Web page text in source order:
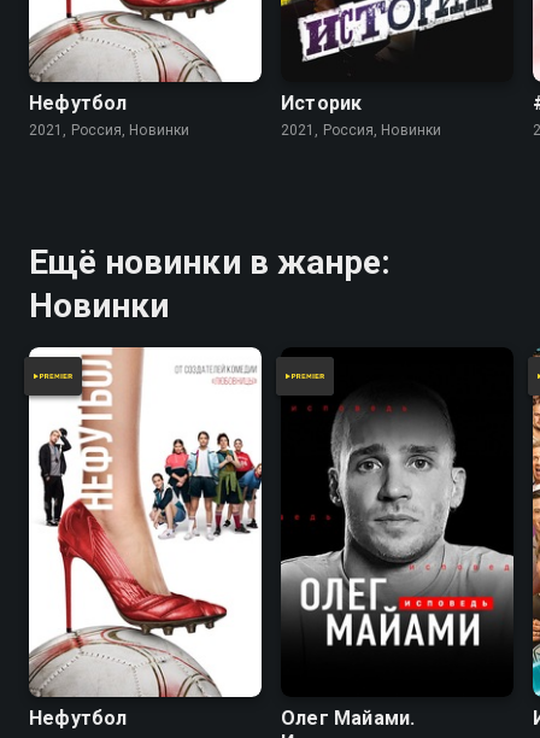
Нефутбол
2021, Россия, Новинки
Историк
2021, Россия, Новинки
Ещё новинки в жанре:
Новинки
Нефутбол
Олег Майами.